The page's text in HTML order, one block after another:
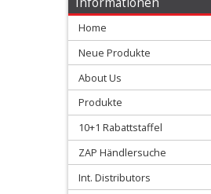
Speichen
Honda
Kawasaki
Home
Neue Produkte
About Us
Produkte
10+1 Rabattstaffel
ZAP Händlersuche
Int. Distributors